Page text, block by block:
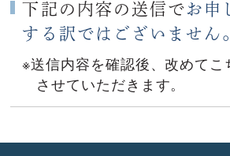
下記の内容の送信でお申
する訳ではございません
※送信内容を確認後、改めてこ
させていただきます。